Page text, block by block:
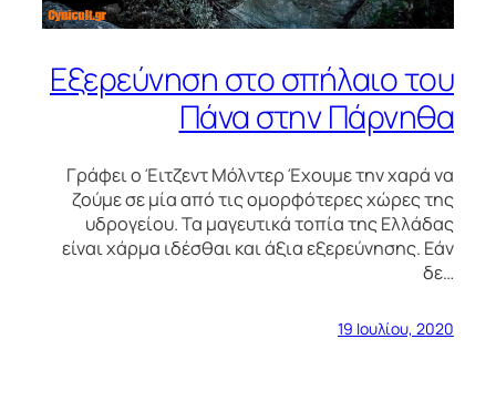
Εξερεύνηση στο σπήλαιο του
Πάνα στην Πάρνηθα
Γράφει ο Έιτζεντ Μόλντερ Έχουμε την χαρά να
ζούμε σε μία από τις ομορφότερες χώρες της
υδρογείου. Τα μαγευτικά τοπία της Ελλάδας
είναι χάρμα ιδέσθαι και άξια εξερεύνησης. Εάν
δε…
19 Ιουλίου, 2020